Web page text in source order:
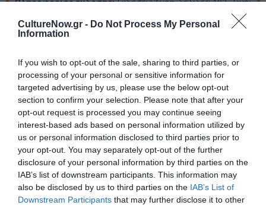
CultureNow.gr - Do Not Process My Personal
Information
If you wish to opt-out of the sale, sharing to third parties, or
processing of your personal or sensitive information for
targeted advertising by us, please use the below opt-out
section to confirm your selection. Please note that after your
opt-out request is processed you may continue seeing
interest-based ads based on personal information utilized by
us or personal information disclosed to third parties prior to
your opt-out. You may separately opt-out of the further
disclosure of your personal information by third parties on the
IAB’s list of downstream participants. This information may
also be disclosed by us to third parties on the IAB’s List of
Downstream Participants that may further disclose it to other
Ηλιόπουλος
Ακολουθήστε το Culturenow.gr στοGoogle Newsκαι
μάθετε πρώτοι όλες τις ειδήσεις
Δείτε όλα τατελευταία νέαγια την Τέχνη και τον
Πολιτισμό στο Culturenow.gr
Νέοι Διαγωνισμοί❯
Tags
ΕΚΔΟΣΕΙΣ ΑΓΡΑ
ΚΡΙΤΩΝ ΗΛΙΟΠΟΥΛΟΣ